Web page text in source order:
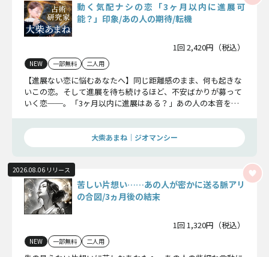
動く気配ナシの恋「3ヶ月以内に進展可
能？」印象/あの人の期待/転機
1回 2,420円（税込）
NEW 一部無料 二人用
【進展ない恋に悩むあなたへ】同じ距離感のまま、何も起きな
いこの恋。そして進展を待ち続けるほど、不安ばかりが募って
いく恋──。「3ヶ月以内に進展はある？」あの人の本音を読
大柴あまね｜ジオマンシー
2026.08.06 リリース
苦しい片想い……あの人が密かに送る脈アリ
の合図/3ヵ月後の結末
1回 1,320円（税込）
NEW 一部無料 二人用